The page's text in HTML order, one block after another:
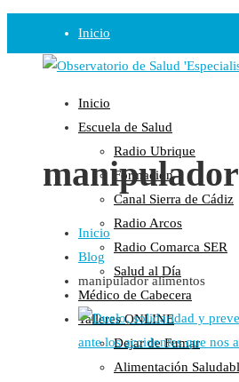
Inicio
Observatorio
Opinión
Radio
Guadalinfo Salud
Radio Guadalete
COPE Pontevedra
Salud en Radio Ubrique
Salud en Verano
Plataforma
Manifiestos
Comunicados
Inicio
Escuela de Salud
Radio Ubrique
Formación
Canal Sierra de Cádiz
Radio Arcos
Radio Comarca SER
Salud al Día
Médico de Cabecera
Talleres ONLINE
Dejar de Fumar
Alimentación
Inicio
Blog
manipulador alimentos